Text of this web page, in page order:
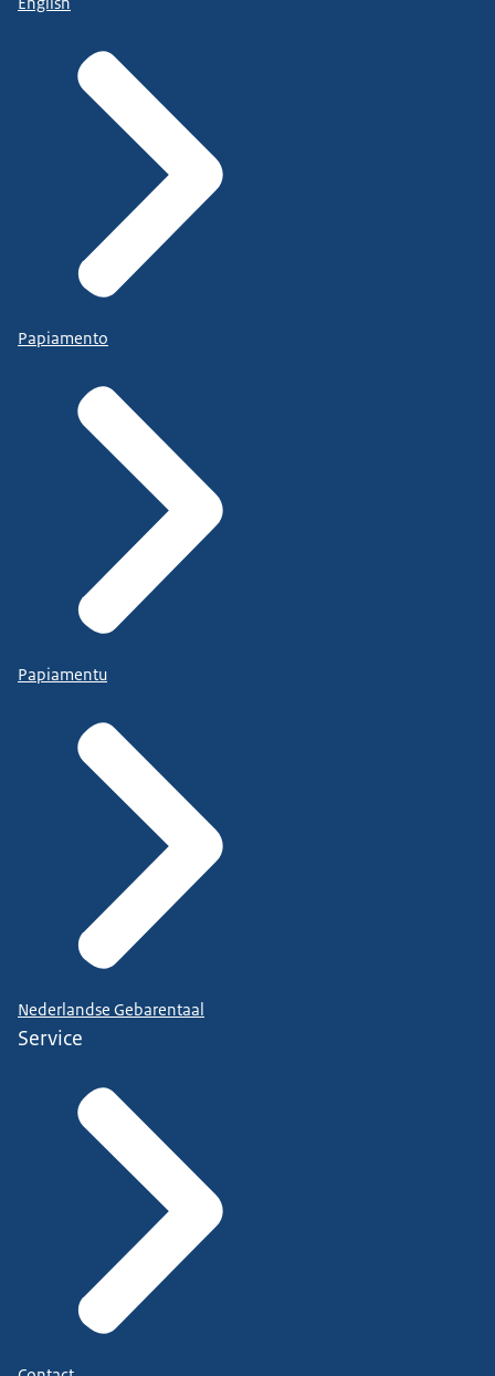
Papiamento
Papiamentu
Nederlandse Gebarentaal
Service